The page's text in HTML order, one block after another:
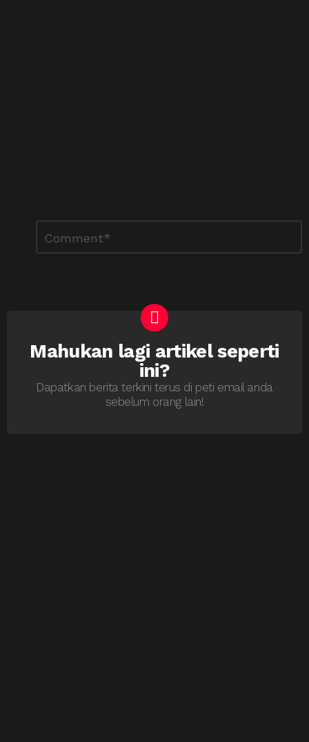
Balasan
NEWSLETTER
Mahukan lagi artikel seperti
ini?
Dapatkan berita terkini terus di peti email anda
sebelum orang lain!